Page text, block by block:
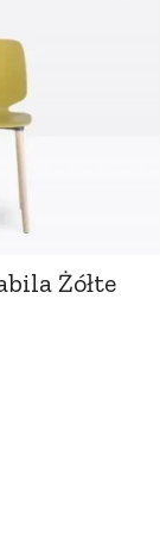
Żółte